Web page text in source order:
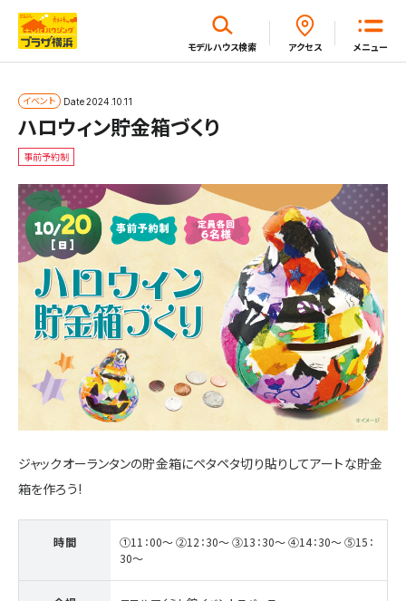
メニュー
モデルハウス検索 アクセス
イベント Date2024.10.11
ハロウィン貯金箱づくり
事前予約制
ジャックオーランタンの貯金箱にペタペタ切り貼りしてアートな貯金
箱を作ろう!
時間
①11：00～ ②12：30～ ③13：30～ ④14：30～ ⑤15：
30～
閉じる
ホーム
はじめてガイド
モデルハウス一覧
イベント・セミナー・キャンペーン一覧
新着情報一覧
施設・サービス